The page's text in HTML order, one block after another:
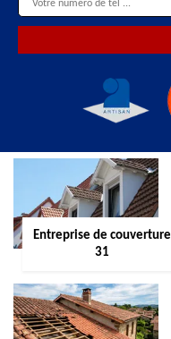
Entreprise de couverture
31